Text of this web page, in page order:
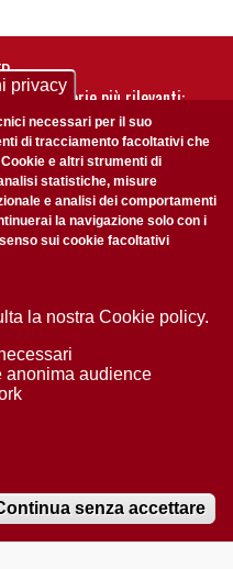
nostre storie più rilevanti:
nostra newsletter
Area stampa
n. 2097/2012 del 18 giugno
privacy
necessari per il suo
di tracciamento facoltativi che
e altri strumenti di
statistiche, misure
e analisi dei comportamenti
la navigazione solo con i
sui cookie facoltativi
la nostra Cookie policy.
anonima audience
senza accettare